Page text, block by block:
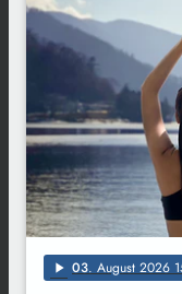
play_arrow 03. August 2026